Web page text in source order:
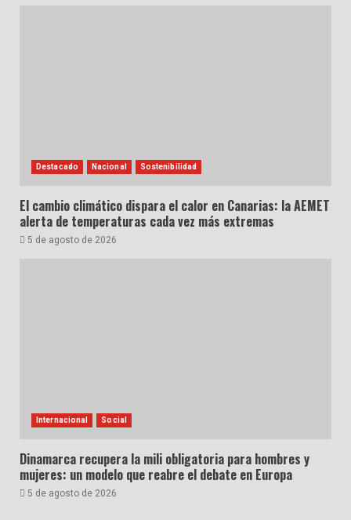
Destacado Nacional Sostenibilidad
El cambio climático dispara el calor en Canarias: la AEMET
alerta de temperaturas cada vez más extremas
5 de agosto de 2026
Internacional Social
Dinamarca recupera la mili obligatoria para hombres y
mujeres: un modelo que reabre el debate en Europa
5 de agosto de 2026